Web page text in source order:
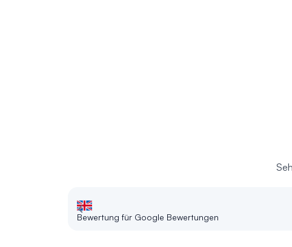
Bewertung für Google Bewertungen